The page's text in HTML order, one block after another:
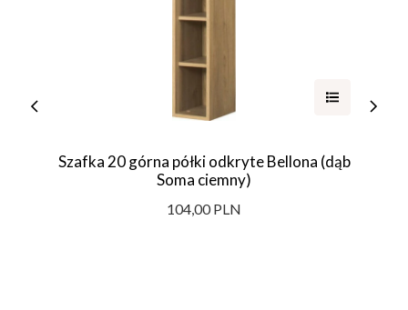
Szafka 20 górna półki odkryte Bellona (dąb
Soma ciemny)
104,00 PLN